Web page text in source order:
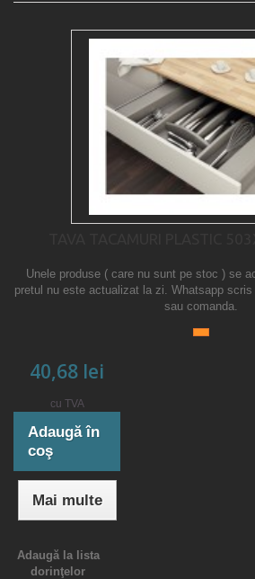
Unele produse ( care nu sunt pe stoc ) se
pretul nu este actualizat la zi. Whatsapp scris
sau comanda.
40,68 lei
cu TVA
Adaugă în
coş
Mai multe
Adaugă la lista
dorinţelor